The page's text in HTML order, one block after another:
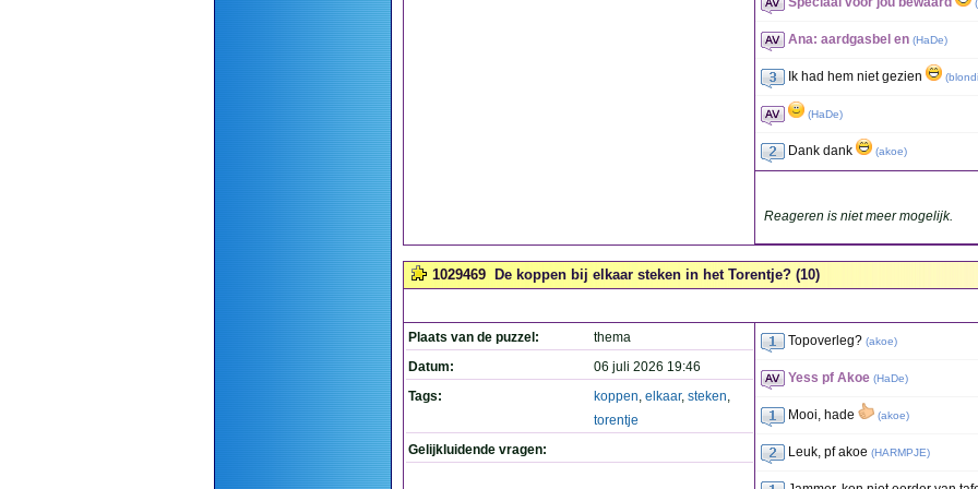
(
Ana: aardgasbel en (HaDe)
Ik had hem niet gezien (
(HaDe)
Dank dank (akoe)
Reageren is niet meer mogelijk.
1029469 De koppen bij elkaar steken in het Torentje? (10)
Plaats van de puzzel:
thema
Datum:
06 juli 2026 19:46
Tags:
koppen, elkaar, steken,
torentje
Gelijkluidende vragen:
Topoverleg? (akoe)
Yess pf Akoe (HaDe)
Mooi, hade (akoe)
Leuk, pf akoe (HARMPJE)